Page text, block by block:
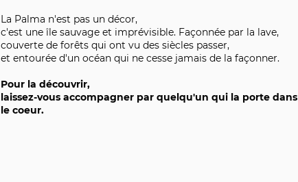
La Palma n'est pas un décor,
c'est une île sauvage et imprévisible. Façonnée par la lave,
couverte de forêts qui ont vu des siècles passer,
et entourée d'un océan qui ne cesse jamais de la façonner.
Pour la découvrir,
laissez-vous accompagner par quelqu'un qui la porte dans
le coeur.